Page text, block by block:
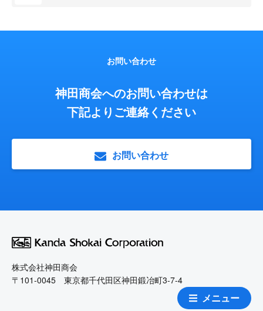
メニュー
お問い合わせ
神田商会へのお問い合わせは
下記よりご連絡ください
お問い合わせ
株式会社神田商会
〒101-0045 東京都千代田区神田鍛冶町3-7-4